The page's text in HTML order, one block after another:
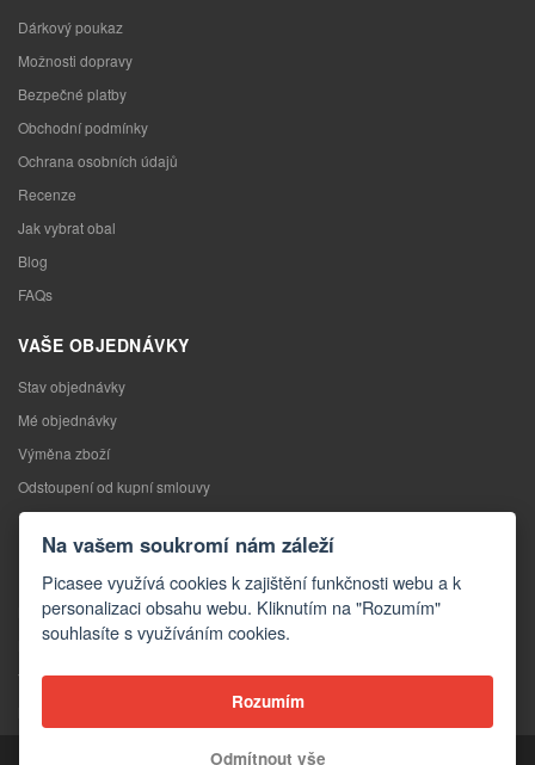
Dárkový poukaz
Možnosti dopravy
Bezpečné platby
Obchodní podmínky
Ochrana osobních údajů
Recenze
Jak vybrat obal
Blog
FAQs
VAŠE OBJEDNÁVKY
Stav objednávky
Mé objednávky
Výměna zboží
Odstoupení od kupní smlouvy
Reklamace
Kontakty
Kontaktní formulář
Velkoobchod
Na vašem soukromí nám záleží
Picasee využívá cookies k zajištění funkčnosti webu a k
personalizaci obsahu webu. Kliknutím na "Rozumím"
souhlasíte s využíváním cookies.
Rozumím
Odmítnout vše